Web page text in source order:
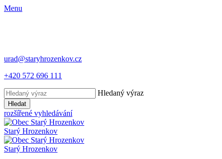
Menu
urad@staryhrozenkov.cz
+420 572 696 111
Hledaný výraz
Hledat
rozšířené vyhledávání
Starý Hrozenkov
Starý Hrozenkov